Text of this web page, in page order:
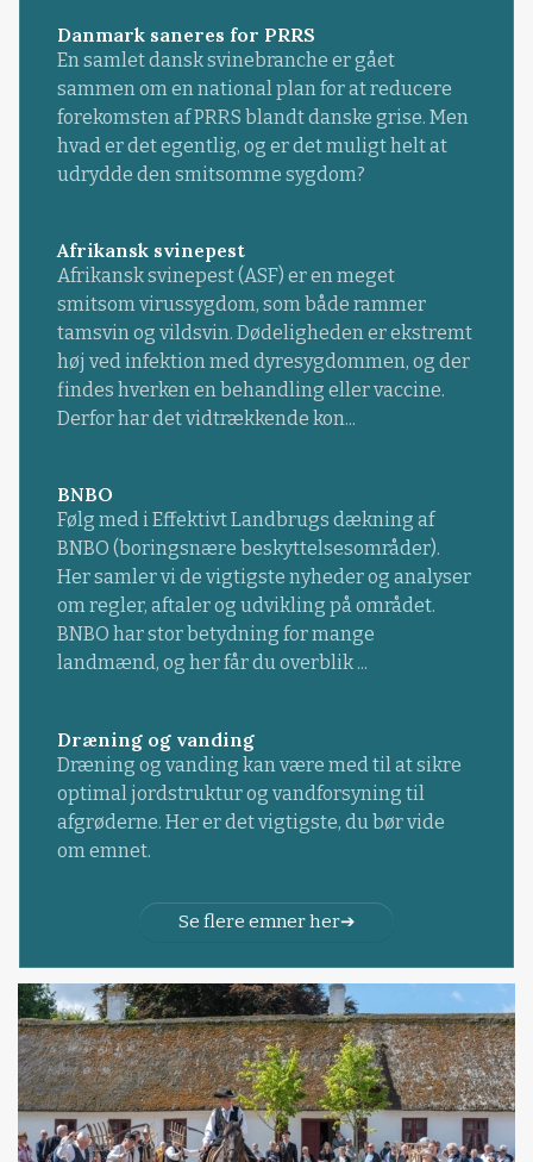
Danmark saneres for PRRS
En samlet dansk svinebranche er gået
sammen om en national plan for at reducere
forekomsten af PRRS blandt danske grise. Men
hvad er det egentlig, og er det muligt helt at
udrydde den smitsomme sygdom?
Afrikansk svinepest
Afrikansk svinepest (ASF) er en meget
smitsom virussygdom, som både rammer
tamsvin og vildsvin. Dødeligheden er ekstremt
høj ved infektion med dyresygdommen, og der
findes hverken en behandling eller vaccine.
Derfor har det vidtrækkende kon...
BNBO
Følg med i Effektivt Landbrugs dækning af
BNBO (boringsnære beskyttelsesområder).
Her samler vi de vigtigste nyheder og analyser
om regler, aftaler og udvikling på området.
BNBO har stor betydning for mange
landmænd, og her får du overblik ...
Dræning og vanding
Dræning og vanding kan være med til at sikre
optimal jordstruktur og vandforsyning til
afgrøderne. Her er det vigtigste, du bør vide
om emnet.
Se flere emner her